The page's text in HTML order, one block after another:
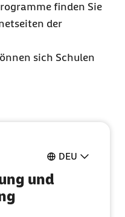
DEU
und
finden Sie
der
sich Schulen
laufend